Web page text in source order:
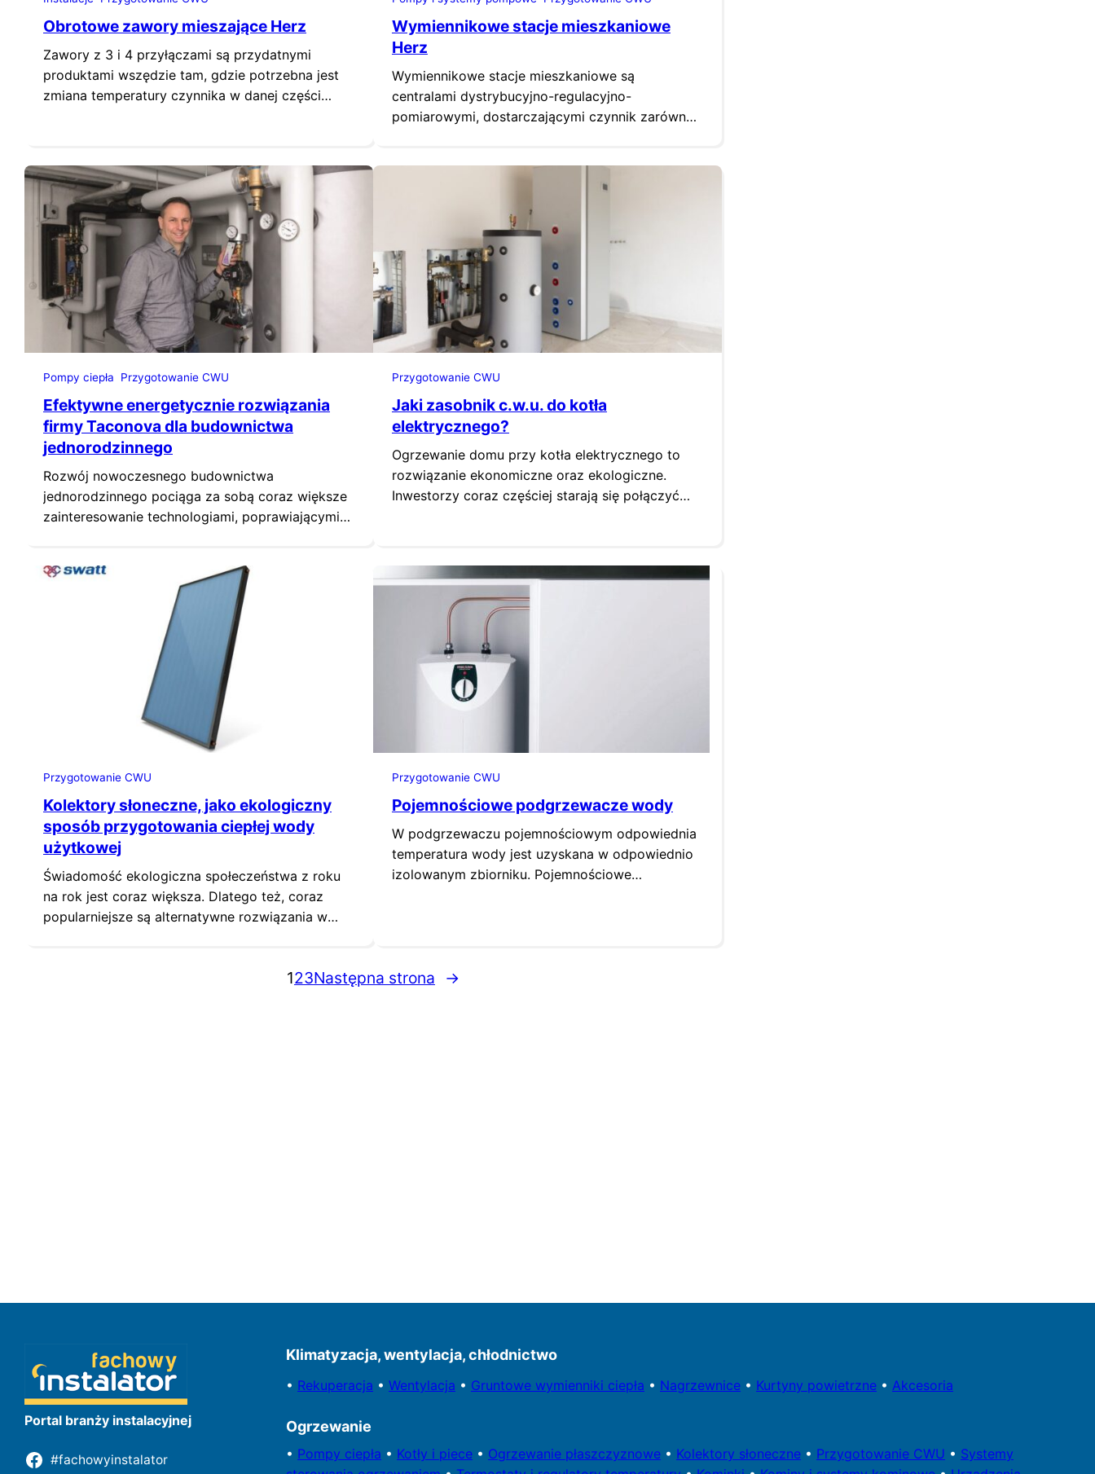
Obrotowe zawory mieszające Herz
Zawory z 3 i 4 przyłączami są przydatnymi
produktami wszędzie tam, gdzie potrzebna jest
zmiana temperatury czynnika w danej części
drogowymi i 4-drogowymi, w zależności od ilości
przyłączy, bądź mieszającymi lub
rozdzielającymi, w zależności od pełnionej
funkcji. Zawory te…
Wymiennikowe stacje mieszkaniowe
Herz
Wymiennikowe stacje mieszkaniowe są
centralami dystrybucyjno-regulacyjno-
pomiarowymi, dostarczającymi czynnik zarówno
potrzeb użytkowników. Do stacji podłączyć
należy jedynie sieć ciepła technologicznego
(ewentualnie – sieć ogrzewczą) i przewód wody
zimnej.…
Pompy ciepła Przygotowanie CWU
Efektywne energetycznie rozwiązania
firmy Taconova dla budownictwa
jednorodzinnego
Rozwój nowoczesnego budownictwa
jednorodzinnego pociąga za sobą coraz większe
zainteresowanie technologiami, poprawiającymi
ciepła z modułem świeżej wody TacoTherm Fresh
Mega2 oraz pompą cyrkulacyjną TacoFlow2
eLink, rozprowadzająca ciepłą wodę do
poszczególnych grzejników. Takie rozwiązanie
zastosował w swoim domu Ralph Seewald,
Dyrektor Zarządzający firmy Taconova.
Gwarantuje ono wysoką…
Przygotowanie CWU
Jaki zasobnik c.w.u. do kotła
elektrycznego?
Ogrzewanie domu przy kotła elektrycznego to
rozwiązanie ekonomiczne oraz ekologiczne.
Inwestorzy coraz częściej starają się połączyć
fotowoltaiczną. Czy kocioł elektryczny ogrzewa
podgrzewa również wodę? Jaki zasobnik c.w.u.
powinien znaleźć się w takiej instalacji?
Odpowiedzi na…
Przygotowanie CWU
Kolektory słoneczne, jako ekologiczny
sposób przygotowania ciepłej wody
użytkowej
Świadomość ekologiczna społeczeństwa z roku
na rok jest coraz większa. Dlatego też, coraz
popularniejsze są alternatywne rozwiązania w
nieemitujące do środowiska szkodliwych
Przygotowanie CWU
Pojemnościowe podgrzewacze wody
W podgrzewaczu pojemnościowym odpowiednia
temperatura wody jest uzyskana w odpowiednio
izolowanym zbiorniku. Pojemnościowe
123Następna strona →
Portal branży instalacyjnej
#fachowyinstalator
Klimatyzacja, wentylacja, chłodnictwo
• Rekuperacja • Wentylacja • Gruntowe wymienniki ciepła • Nagrzewnice • Kurtyny powietrzne • Akcesoria
Ogrzewanie
• Pompy ciepła • Kotły i piece • Ogrzewanie płaszczyznowe • Kolektory słoneczne • Przygotowanie CWU • Systemy